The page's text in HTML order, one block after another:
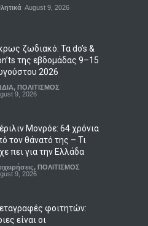
August 9, 2026
ζωδιακό: Τα do’s &
της εβδομάδας 9–15
2026
, ΠΟΛΙΤΙΣΜΟΣ
9, 2026
Μονρόε: 64 χρόνια
τον θάνατό της – Τι
πει για την Ελλάδα
, ΠΟΛΙΤΙΣΜΟΣ
9, 2026
φοιτητών:
είναι οι